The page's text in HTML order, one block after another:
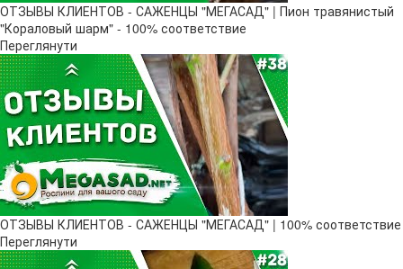
ОТЗЫВЫ КЛИЕНТОВ - САЖЕНЦЫ "МЕГАСАД" | Пион травянистый
"Кораловый шарм" - 100% соответствие
Переглянути
ОТЗЫВЫ КЛИЕНТОВ - САЖЕНЦЫ "МЕГАСАД" | 100% соответствие
Переглянути